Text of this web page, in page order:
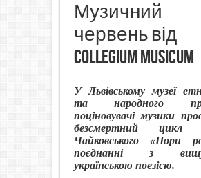
Музичний
червень від
Collegium Musicum
У Львівському музеї
та народного
поціновувачі музики
безсмертний цикл
Чайковського «Пори
поєднанні з
українською поезією.